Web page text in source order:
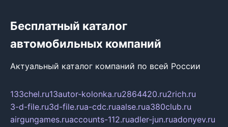
Бесплатный каталог
автомобильных компаний
Актуальный каталог компаний по всей России
133chel.ru13autor-kolonka.ru2864420.ru2rich.ru
3-d-file.ru3d-file.rua-cdc.ruaalse.rua380club.ru
airgungames.ruaccounts-112.ruadler-jun.ruadonyev.ru